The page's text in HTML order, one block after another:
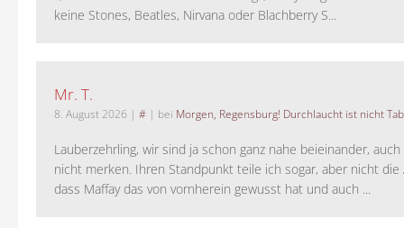
keine Stones, Beatles, Nirvana oder Blachberry S...
Mr. T.
8. August 2026 | # | bei Morgen, Regensburg! Durchlaucht ist nicht
Lauberzehrling, wir sind ja schon ganz nahe beieinander,
nicht merken. Ihren Standpunkt teile ich sogar, aber nicht die
dass Maffay das von vornherein gewusst hat und auch ...